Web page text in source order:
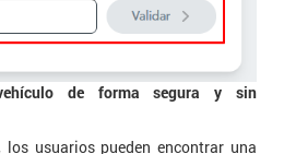
de forma segura y sin
usuarios pueden encontrar una